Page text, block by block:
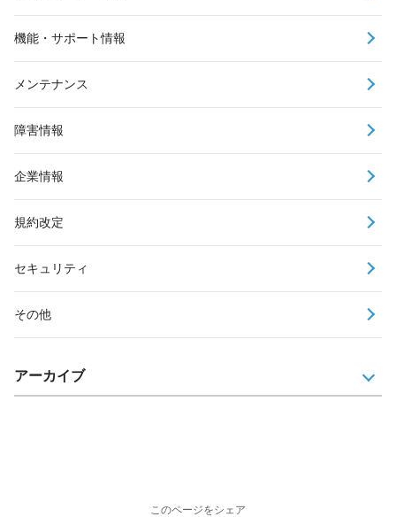
機能・サポート情報
メンテナンス
障害情報
企業情報
規約改定
セキュリティ
その他
アーカイブ
このページをシェア